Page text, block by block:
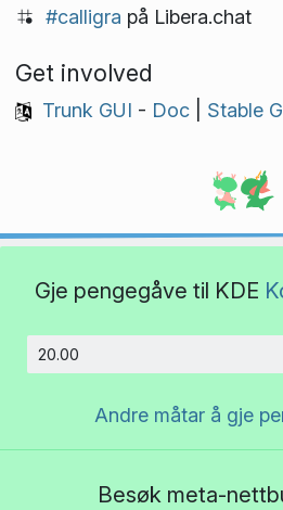
#calligra på Libera.chat
Get involved
Trunk GUI - Doc| Stable
Gje pengegåve til KDE
Andre måtar å gje
Besøk meta-